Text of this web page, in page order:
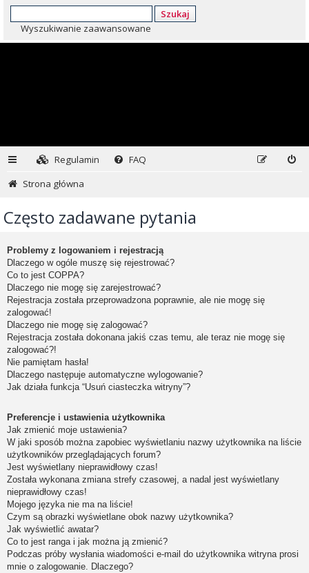
Szukaj
Wyszukiwanie zaawansowane
Regulamin
FAQ
Strona główna
Często zadawane pytania
Problemy z logowaniem i rejestracją
Dlaczego w ogóle muszę się rejestrować?
Co to jest COPPA?
Dlaczego nie mogę się zarejestrować?
Rejestracja została przeprowadzona poprawnie, ale nie mogę się
zalogować!
Dlaczego nie mogę się zalogować?
Rejestracja została dokonana jakiś czas temu, ale teraz nie mogę się
zalogować?!
Nie pamiętam hasła!
Dlaczego następuje automatyczne wylogowanie?
Jak działa funkcja “Usuń ciasteczka witryny”?
Preferencje i ustawienia użytkownika
Jak zmienić moje ustawienia?
W jaki sposób można zapobiec wyświetlaniu nazwy użytkownika na liście
użytkowników przeglądających forum?
Jest wyświetlany nieprawidłowy czas!
Została wykonana zmiana strefy czasowej, a nadal jest wyświetlany
nieprawidłowy czas!
Mojego języka nie ma na liście!
Czym są obrazki wyświetlane obok nazwy użytkownika?
Jak wyświetlić awatar?
Co to jest ranga i jak można ją zmienić?
Podczas próby wysłania wiadomości e-mail do użytkownika witryna prosi
mnie o zalogowanie. Dlaczego?